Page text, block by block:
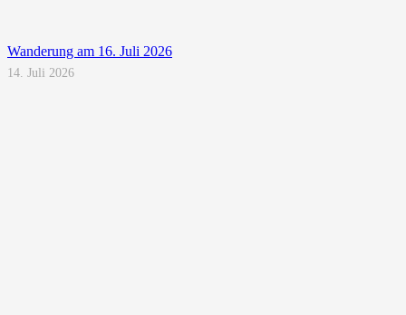
Wanderung am 16. Juli 2026
14. Juli 2026